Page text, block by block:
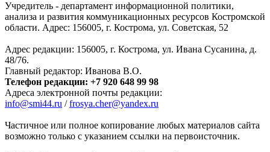
Учредитель - департамент информационной политики,
анализа и развития коммуникационных ресурсов Костромской
области. Адрес: 156005, г. Кострома, ул. Советская, 52
Адрес редакции: 156005, г. Кострома, ул. Ивана Сусанина, д.
48/76.
Главный редактор: Иванова В.О.
Телефон редакции: +7 920 648 99 98
Адреса электронной почты редакции:
info@smi44.ru /frosya.cher@yandex.ru
Частичное или полное копирование любых материалов сайта
возможно только с указанием ссылки на первоисточник.